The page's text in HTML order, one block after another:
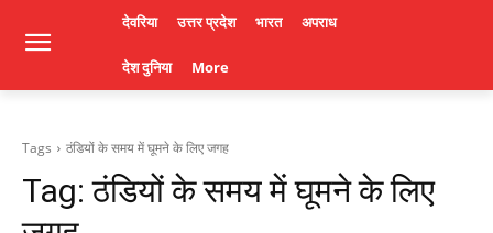
देवरिया उत्तर प्रदेश भारत अपराध
देश दुनिया More
Tags ठंडियों के समय में घूमने के लिए जगह
Tag:ठंडियों के समय में घूमने के लिए